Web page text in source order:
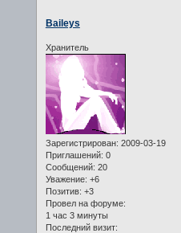
Baileys
Хранитель
Зарегистрирован: 2009-03-19
Приглашений: 0
Сообщений: 20
Уважение: +6
Позитив: +3
Провел на форуме:
1 час 3 минуты
Последний визит: